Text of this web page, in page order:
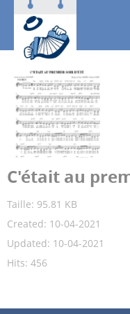
C'était au
Taille: 95.81 KB
Created: 10-04-2021
Updated: 10-04-2021
Hits: 456